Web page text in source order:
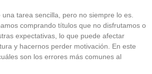
tarea sencilla, pero no siempre lo es.
comprando títulos que no disfrutamos o
expectativas, lo que puede afectar
y hacernos perder motivación. En este
son los errores más comunes al